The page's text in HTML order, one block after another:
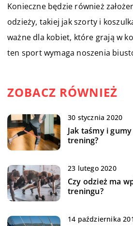
Konieczne będzie również
odzieży, takiej jak szorty i
ważne dla kobiet, które grają w
ten sport wymaga noszenia
ZOBACZ RÓWNIEŻ
30 stycznia 2020
Jak taśmy i
trening?
23 lutego 2020
Czy odzież ma
treningu?
14 października